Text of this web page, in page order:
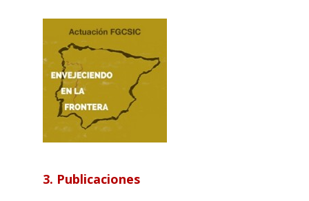
3. Publicaciones